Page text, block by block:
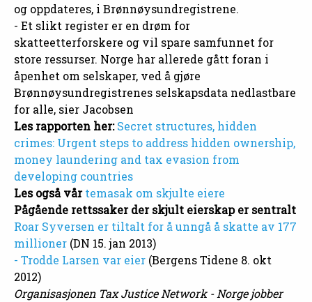
og oppdateres, i Brønnøysundregistrene.
- Et slikt register er en drøm for
skatteetterforskere og vil spare samfunnet for
store ressurser. Norge har allerede gått foran i
åpenhet om selskaper, ved å gjøre
Brønnøysundregistrenes selskapsdata nedlastbare
for alle, sier Jacobsen
Les rapporten her:Secret structures, hidden
crimes: Urgent steps to address hidden ownership,
money laundering and tax evasion from
developing countries
Les også vår temasak om skjulte eiere
Pågående rettssaker der skjult eierskap er sentralt
Roar Syversen er tiltalt for å unngå å skatte av 177
millioner (DN 15. jan 2013)
- Trodde Larsen var eier (Bergens Tidene 8. okt
2012)
Organisasjonen Tax Justice Network - Norge jobber